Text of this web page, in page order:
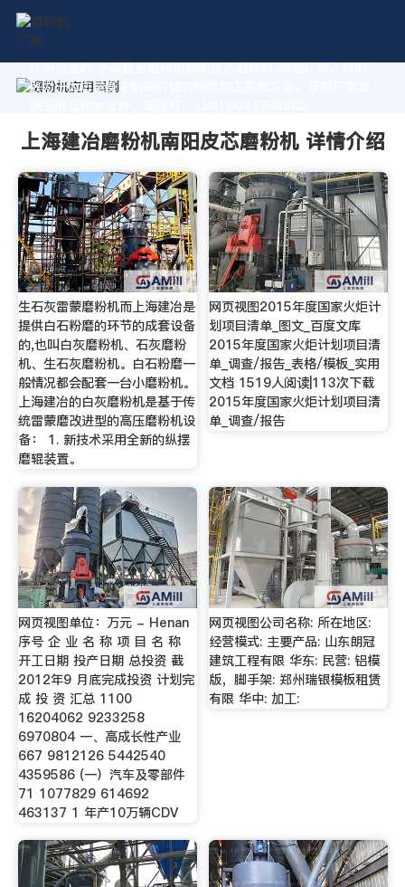
作为专业的 上海建冶磨粉机南阳皮芯磨粉机 制造厂家，我们
致力于为您量身定制高价值的粉体加工系统方案。获取厂家直
上海建冶磨粉机南阳皮芯磨粉机 详情介绍
生石灰雷蒙磨粉机而上海建冶是
提供白石粉磨的环节的成套设备
的,也叫白灰磨粉机、石灰磨粉
机、生石灰磨粉机。白石粉磨一
般情况都会配套一台小磨粉机。
上海建冶的白灰磨粉机是基于传
统雷蒙磨改进型的高压磨粉机设
备： 1. 新技术采用全新的纵摆
磨辊装置。
网页视图2015年度国家火炬计
划项目清单_图文_百度文库
2015年度国家火炬计划项目清
单_调查/报告_表格/模板_实用
文档 1519人阅读|113次下载
2015年度国家火炬计划项目清
单_调查/报告
网页视图单位：万元 - Henan
序号 企 业 名 称 项 目 名 称
开工日期 投产日期 总投资 截
2012年9 月底完成投资 计划完
成 投 资 汇总 1100
16204062 9233258
6970804 一、高成长性产业
667 9812126 5442540
4359586 (一）汽车及零部件
71 1077829 614692
463137 1 年产10万辆CDV
网页视图公司名称: 所在地区:
经营模式: 主要产品: 山东朗冠
建筑工程有限 华东: 民营: 铝模
版，脚手架: 郑州瑞银模板租赁
有限 华中: 加工: